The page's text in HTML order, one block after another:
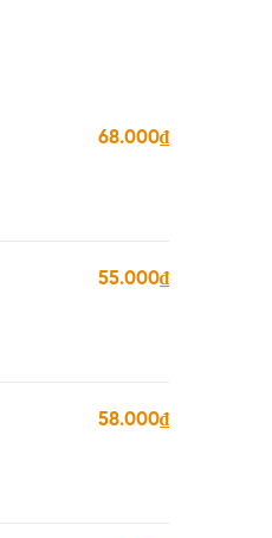
68.000₫
55.000₫
58.000₫